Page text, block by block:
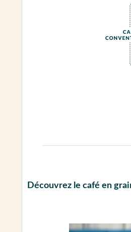
Découvrez le café en